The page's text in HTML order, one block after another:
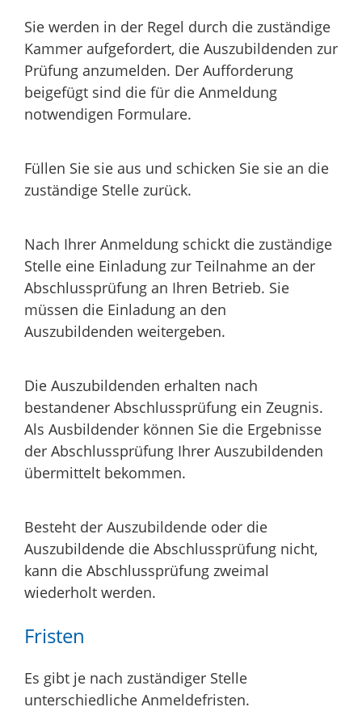
Sie werden in der Regel durch die zuständige
Kammer aufgefordert, die Auszubildenden zur
Prüfung anzumelden. Der Aufforderung
beigefügt sind die für die Anmeldung
notwendigen Formulare.
Füllen Sie sie aus und schicken Sie sie an die
zuständige Stelle zurück.
Nach Ihrer Anmeldung schickt die zuständige
Stelle eine Einladung zur Teilnahme an der
Abschlussprüfung an Ihren Betrieb. Sie
müssen die Einladung an den
Auszubildenden weitergeben.
Die Auszubildenden erhalten nach
bestandener Abschlussprüfung ein Zeugnis.
Als Ausbildender können Sie die Ergebnisse
der Abschlussprüfung Ihrer Auszubildenden
übermittelt bekommen.
Besteht der Auszubildende oder die
Auszubildende die Abschlussprüfung nicht,
kann die Abschlussprüfung zweimal
wiederholt werden.
Fristen
Es gibt je nach zuständiger Stelle
unterschiedliche Anmeldefristen.